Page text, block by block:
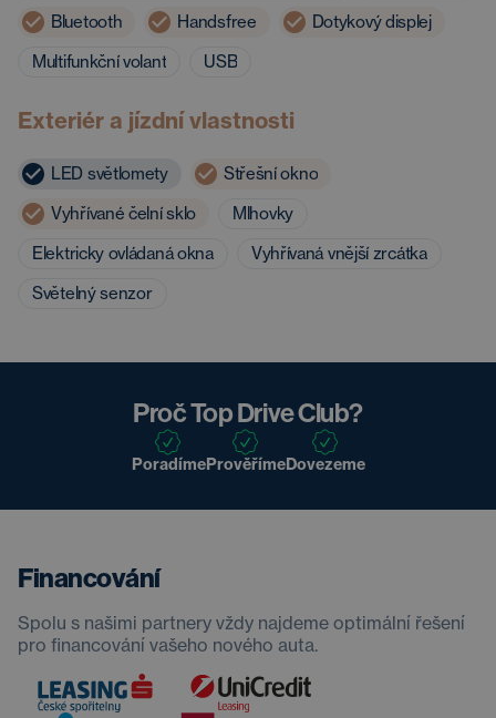
Bluetooth
Handsfree
Dotykový displej
Multifunkční volant
USB
Exteriér a jízdní vlastnosti
LED světlomety
Střešní okno
Vyhřívané čelní sklo
Mlhovky
Elektricky ovládaná okna
Vyhřívaná vnější zrcátka
Světelný senzor
Proč Top Drive Club?
PoradímePrověřímeDovezeme
Financování
Spolu s našimi partnery vždy najdeme optimální řešení
pro financování vašeho nového auta.